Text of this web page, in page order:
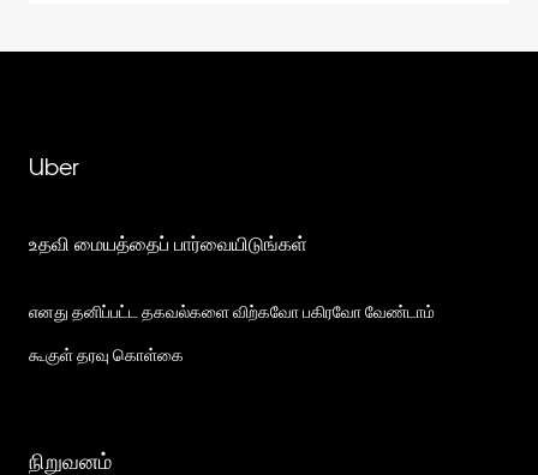
Uber
உதவி மையத்தைப் பார்வையிடுங்கள்
எனது தனிப்பட்ட தகவல்களை விற்கவோ பகிரவோ வேண்டாம்
கூகுள் தரவு கொள்கை
நிறுவனம்